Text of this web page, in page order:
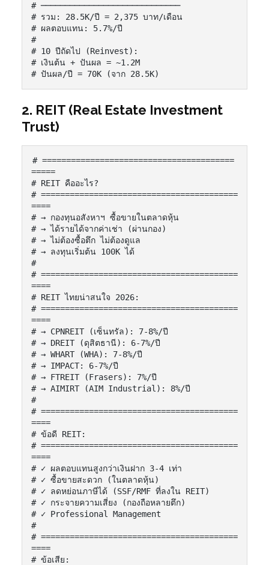
# ─────────────────────────────
# รวม: 28.5K/ปี = 2,375 บาท/เดือน
# ผลตอบแทน: 5.7%/ปี
#
# 10 ปีถัดไป (Reinvest):
# เงินต้น + ปันผล = ~1.2M
# ปันผล/ปี = 70K (จาก 28.5K)
2. REIT (Real Estate Investment
Trust)
# ========================================
=====
# REIT คืออะไร?
# =========================================
====
# → กองทุนอสังหาฯ ซื้อขายในตลาดหุ้น
# → ได้รายได้จากค่าเช่า (ผ่านกอง)
# → ไม่ต้องซื้อตึก ไม่ต้องดูแล
# → ลงทุนเริ่มต้น 100K ได้
#
# =========================================
====
# REIT ไทยน่าสนใจ 2026:
# =========================================
====
# → CPNREIT (เซ็นทรัล): 7-8%/ปี
# → DREIT (ดุสิตธานี): 6-7%/ปี
# → WHART (WHA): 7-8%/ปี
# → IMPACT: 6-7%/ปี
# → FTREIT (Frasers): 7%/ปี
# → AIMIRT (AIM Industrial): 8%/ปี
#
# =========================================
====
# ข้อดี REIT:
# =========================================
====
# ✓ ผลตอบแทนสูงกว่าเงินฝาก 3-4 เท่า
# ✓ ซื้อขายสะดวก (ในตลาดหุ้น)
# ✓ ลดหย่อนภาษีได้ (SSF/RMF ที่ลงใน REIT)
# ✓ กระจายความเสี่ยง (กองถือหลายตึก)
# ✓ Professional Management
#
# =========================================
====
# ข้อเสีย: